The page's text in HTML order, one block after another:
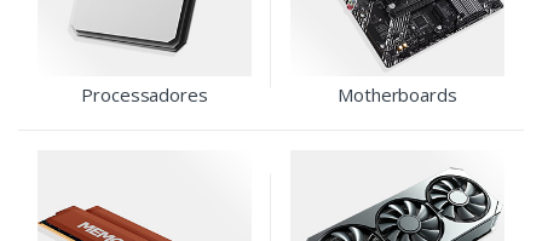
Processadores Motherboards